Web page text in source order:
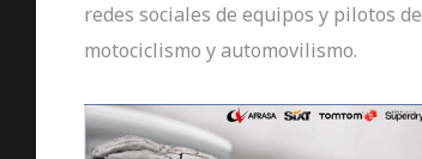
redes sociales de equipos y pilotos de
motociclismo y automovilismo.